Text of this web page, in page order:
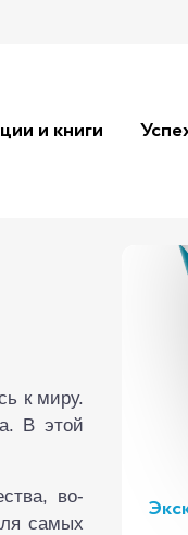
и книги
к миру.
В этой
во-
самых